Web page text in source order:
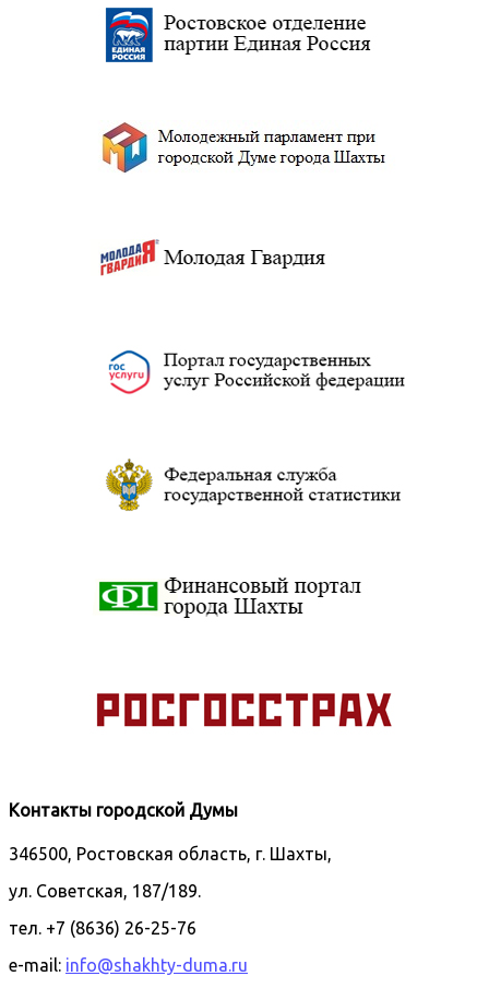
Контакты городской Думы
346500, Ростовская область, г. Шахты,
ул. Советская, 187/189.
тел. +7 (8636) 26-25-76
e-mail: info@shakhty-duma.ru